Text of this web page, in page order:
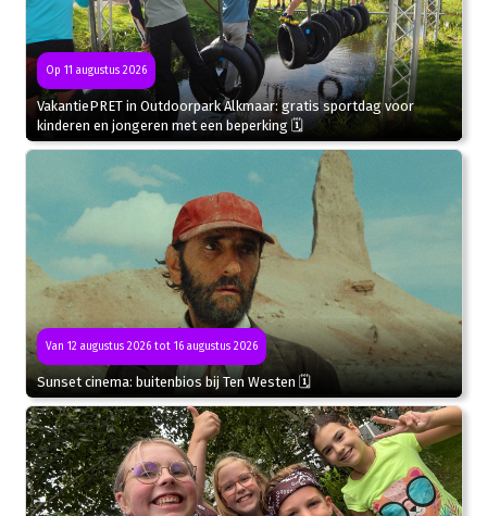
Op 11 augustus 2026
VakantiePRET in Outdoorpark Alkmaar: gratis sportdag voor
kinderen en jongeren met een beperking 🗓
Van 12 augustus 2026 tot 16 augustus 2026
Sunset cinema: buitenbios bij Ten Westen 🗓